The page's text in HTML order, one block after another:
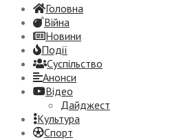
Головна
Війна
Новини
Події
Суспiльство
Анонси
Відео
Дайджест
Культура
Спорт